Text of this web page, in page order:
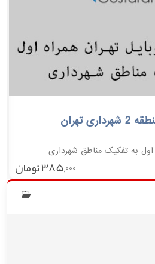
به سبد خرید
تهران
اول به تفکیک مناطق شهرداری
385,000تومان
بانک شماره موبایل منطقه 3
بانک شماره موبایل